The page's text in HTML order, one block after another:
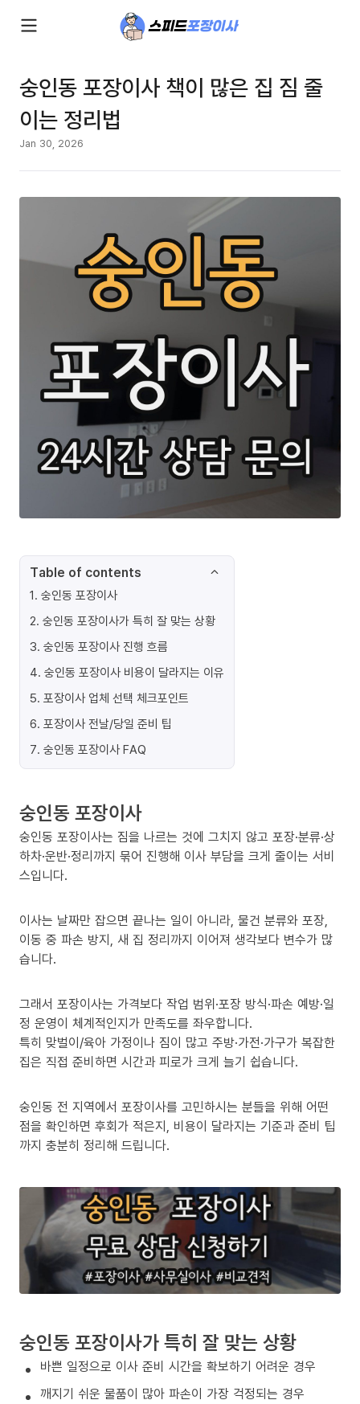
숭인동 포장이사 책이 많은 집 짐 줄
이는 정리법
Jan 30, 2026
Table of contents
1. 숭인동 포장이사
2. 숭인동 포장이사가 특히 잘 맞는 상황
3. 숭인동 포장이사 진행 흐름
4. 숭인동 포장이사 비용이 달라지는 이유
5. 포장이사 업체 선택 체크포인트
6. 포장이사 전날/당일 준비 팁
7. 숭인동 포장이사 FAQ
숭인동 포장이사
숭인동 포장이사는 짐을 나르는 것에 그치지 않고 포장·분류·상
하차·운반·정리까지 묶어 진행해 이사 부담을 크게 줄이는 서비
스입니다.
이사는 날짜만 잡으면 끝나는 일이 아니라, 물건 분류와 포장,
이동 중 파손 방지, 새 집 정리까지 이어져 생각보다 변수가 많
습니다.
그래서 포장이사는 가격보다 작업 범위·포장 방식·파손 예방·일
정 운영이 체계적인지가 만족도를 좌우합니다.
특히 맞벌이/육아 가정이나 짐이 많고 주방·가전·가구가 복잡한
집은 직접 준비하면 시간과 피로가 크게 늘기 쉽습니다.
숭인동 전 지역에서 포장이사를 고민하시는 분들을 위해 어떤
점을 확인하면 후회가 적은지, 비용이 달라지는 기준과 준비 팁
까지 충분히 정리해 드립니다.
숭인동 포장이사가 특히 잘 맞는 상황
바쁜 일정으로 이사 준비 시간을 확보하기 어려운 경우
깨지기 쉬운 물품이 많아 파손이 가장 걱정되는 경우